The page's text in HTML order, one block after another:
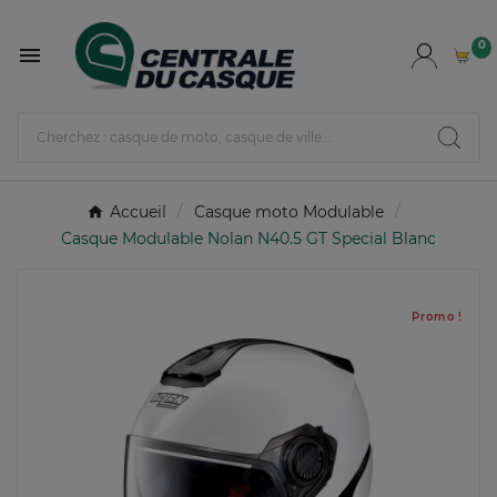
 0
Accueil
Casque moto Modulable
Casque Modulable Nolan N40.5 GT Special Blanc
Promo !